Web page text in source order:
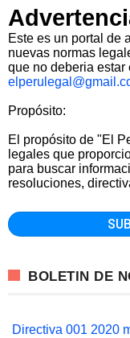
Este es un portal de
nuevas normas
que no deberia estar
Propósito:
El propósito de "El
legales que
para buscar
resoluciones,
BOLETIN DE
Directiva 001 2020